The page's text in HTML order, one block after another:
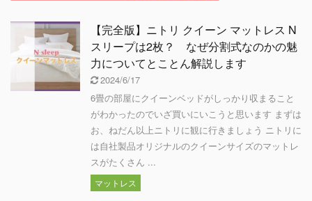
【完全版】ニトリ クイーン マットレス N
スリープは2枚？ なぜ分割式なのかの魅
力についてとことん解説します
2024/6/17
6畳の部屋にクイーンベッドがしっかり収まること
がわかったのでいざ買いにいこうと思います まずは
お、ねだん以上ニトリに観に行きましょう ニトリに
は自社製品オリジナルのクイーンサイズのマットレ
スがたくさん ...
マットレス